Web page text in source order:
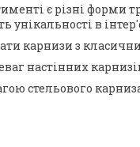
є різні форми
унікальності в
карнизи з
настінних
стельового